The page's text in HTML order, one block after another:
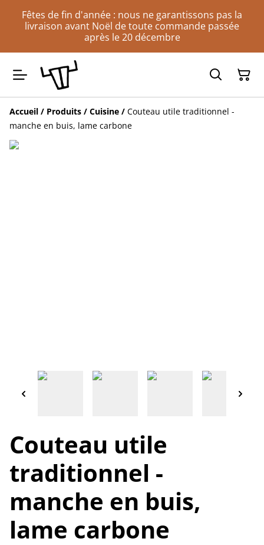
Fêtes de fin d'année : nous ne garantissons pas la
livraison avant Noël de toute commande passée
après le 20 décembre
Accueil / Produits / Cuisine / Couteau utile traditionnel -
manche en buis, lame carbone
Couteau utile
traditionnel -
manche en buis,
lame carbone